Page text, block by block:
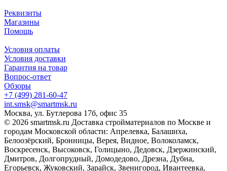
Реквизиты
Магазины
Помощь
Условия оплаты
Условия доставки
Гарантия на товар
Вопрос-ответ
Обзоры
+7 (499) 281-60-47
int.smsk@smartmsk.ru
Москва, ул. Бутлерова 17б, офис 35
© 2026 smartmsk.ru Доставка стройматериалов по Москве и
городам Московской области: Апрелевка, Балашиха,
Белоозёрский, Бронницы, Верея, Видное, Волоколамск,
Воскресенск, Высоковск, Голицыно, Дедовск, Дзержинский,
Дмитров, Долгопрудный, Домодедово, Дрезна, Дубна,
Егорьевск, Жуковский, Зарайск, Звенигород, Ивантеевка,